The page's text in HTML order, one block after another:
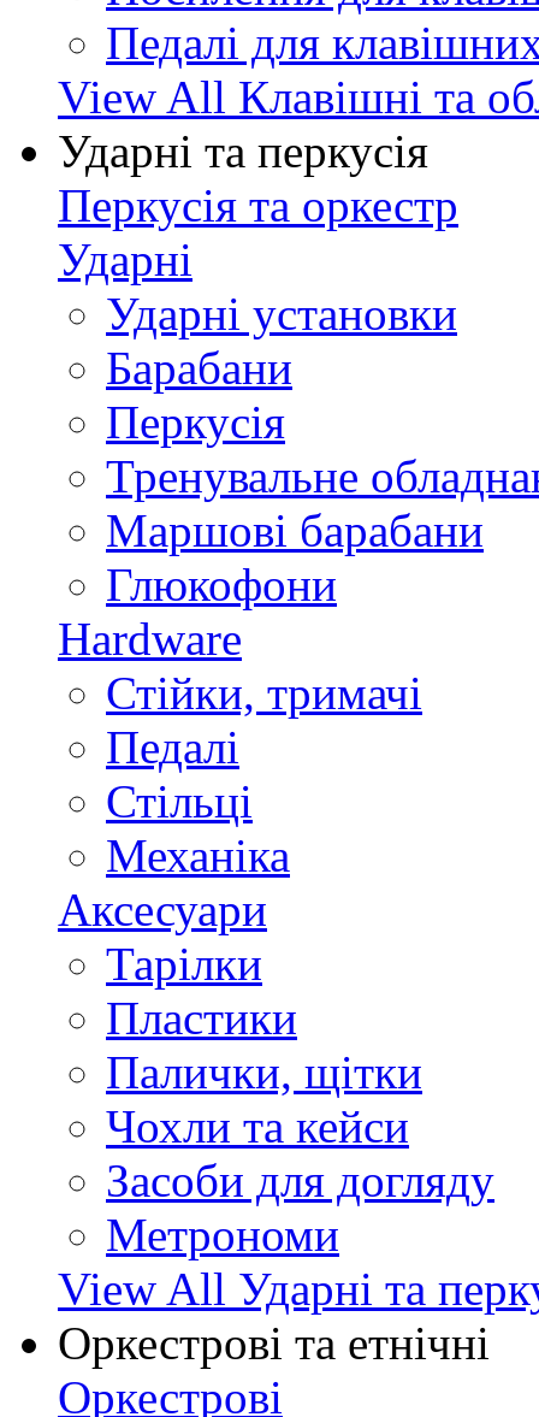
Педалі для
View All Клавішні та
Ударні та перкусія
Перкусія та оркестр
Ударні
Ударні установки
Барабани
Перкусія
Тренувальне
Маршові барабани
Глюкофони
Hardware
Стійки, тримачі
Педалі
Стільці
Механіка
Аксесуари
Тарілки
Пластики
Палички, щітки
Чохли та кейси
Засоби для догляду
Метрономи
View All Ударні та
Оркестрові та етнічні
Оркестрові